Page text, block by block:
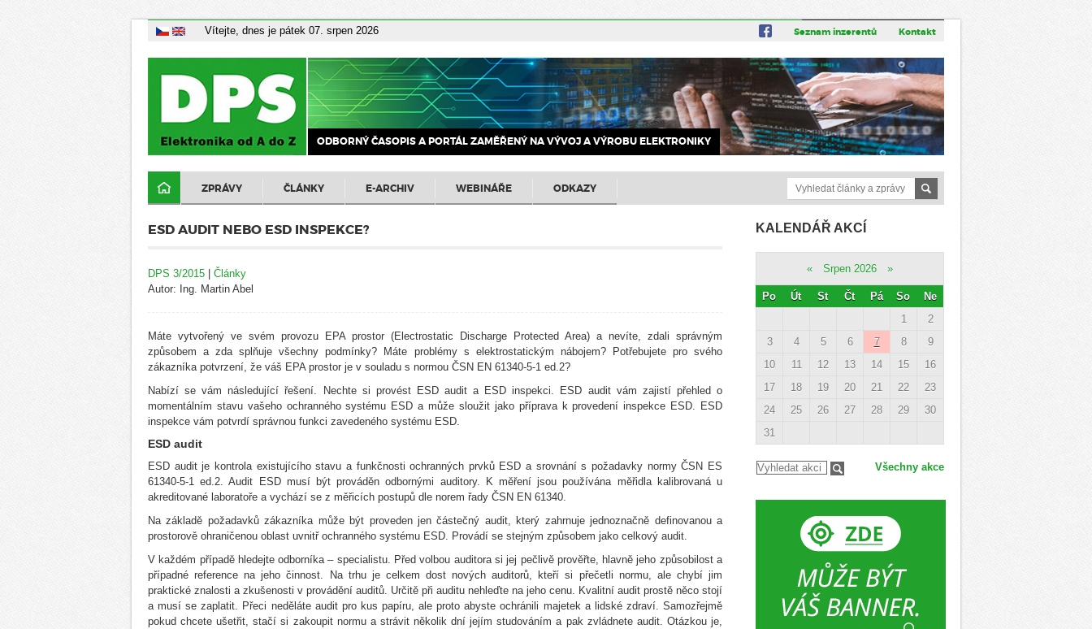
Vítejte, dnes je pátek 07. srpen 2026 Seznam inzerentů Kontakt
ODBORNÝ ČASOPIS A PORTÁL ZAMĚŘENÝ NA VÝVOJ A VÝROBU ELEKTRONIKY
ZPRÁVY ČLÁNKY E-ARCHIV WEBINÁŘE ODKAZY
ESD AUDIT NEBO ESD INSPEKCE?
DPS 3/2015 | Články
Autor: Ing. Martin Abel
Máte vytvořený ve svém provozu EPA prostor (Electrostatic Discharge Protected Area) a nevíte, zdali správným
způsobem a zda splňuje všechny podmínky? Máte problémy s elektrostatickým nábojem? Potřebujete pro svého
zákazníka potvrzení, že váš EPA prostor je v souladu s normou ČSN EN 61340-5-1 ed.2?
Nabízí se vám následující řešení. Nechte si provést ESD audit a ESD inspekci. ESD audit vám zajistí přehled o
momentálním stavu vašeho ochranného systému ESD a může sloužit jako příprava k provedení inspekce ESD. ESD
inspekce vám potvrdí správnou funkci zavedeného systému ESD.
ESD audit
ESD audit je kontrola existujícího stavu a funkčnosti ochranných prvků ESD a srovnání s požadavky normy ČSN ES
61340-5-1 ed.2. Audit ESD musí být prováděn odbornými auditory. K měření jsou používána měřidla kalibrovaná u
akreditované laboratoře a vychází se z měřicích postupů dle norem řady ČSN EN 61340.
Na základě požadavků zákazníka může být proveden jen částečný audit, který zahrnuje jednoznačně definovanou a
prostorově ohraničenou oblast uvnitř ochranného systému ESD. Provádí se stejným způsobem jako celkový audit.
V každém případě hledejte odborníka – specialistu. Před volbou auditora si jej pečlivě prověřte, hlavně jeho způsobilost a
případné reference na jeho činnost. Na trhu je celkem dost nových auditorů, kteří si přečetli normu, ale chybí jim
praktické znalosti a zkušenosti v provádění auditů. Určitě při auditu nehleďte na jeho cenu. Kvalitní audit prostě něco stojí
a musí se zaplatit. Přeci neděláte audit pro kus papíru, ale proto abyste ochránili majetek a lidské zdraví. Samozřejmě
pokud chcete ušetřit, stačí si zakoupit normu a strávit několik dní jejím studováním a pak zvládnete audit. Otázkou je,
KALENDÁŘ AKCÍ
« Srpen 2026 »
Po Út St Čt Pá So
Ne
1
2
3
4 5 6 7 8
9
10
11 12 13 14 15
16
17
18 19 20 21 22
23
24
25 26 27 28 29
30
31
Všechny akce